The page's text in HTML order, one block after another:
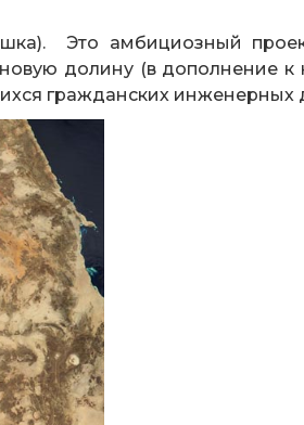
Это амбициозный
долину (в дополнение
гражданских инженерных